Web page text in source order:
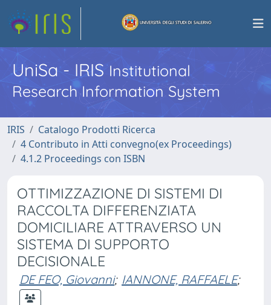
UniSa - IRISInstitutional
Research Information System
IRIS
Catalogo Prodotti Ricerca
4 Contributo in Atti convegno(ex Proceedings)
4.1.2 Proceedings con ISBN
OTTIMIZZAZIONE DI SISTEMI DI
RACCOLTA DIFFERENZIATA
DOMICILIARE ATTRAVERSO UN
SISTEMA DI SUPPORTO
DECISIONALE
DE FEO, Giovanni; IANNONE, RAFFAELE;